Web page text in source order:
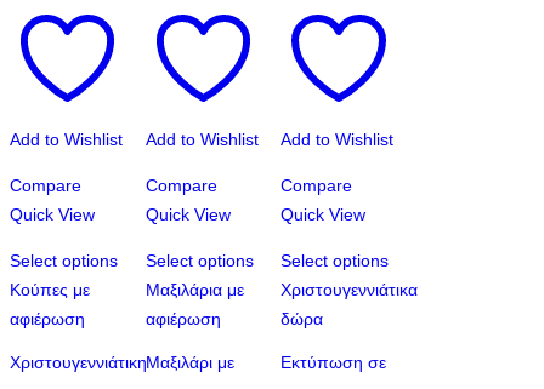
Add to Wishlist
Compare
Quick View
Select options
Κούπες με
αφιέρωση
Χριστουγεννιάτικη
Add to Wishlist
Compare
Quick View
Select options
Αυτό
το
έχει
Μαξιλάρια με
αφιέρωση
Μαξιλάρι με
Add to Wishlist
Compare
Quick View
Select options
Χριστουγεννιάτικα
δώρα
Εκτύπωση σε